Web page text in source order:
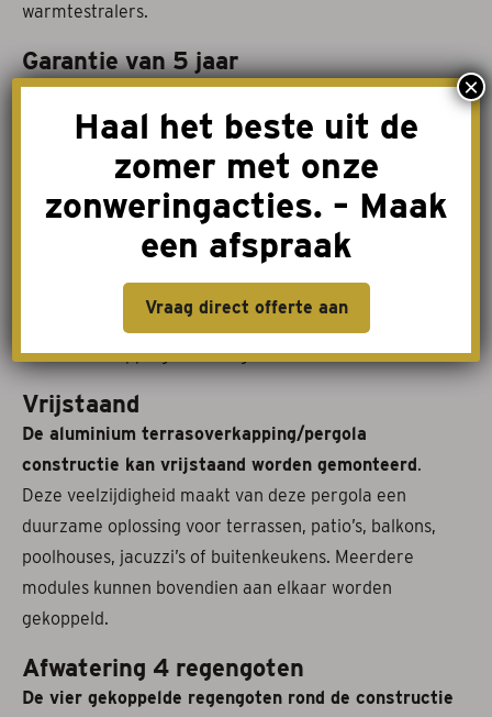
warmtestralers.
Garantie van 5 jaar
De pergola/terrasoverkapping constructies
genieten een garantietermijn van 5 jaar met
. Meer info bij onze dealers.
Aanbouw
De pergola/terrasoverkapping constructie kan
gemakkelijk aan elke gevel worden aangebouwd
Door meerdere modules in de lengte aan elkaar te
koppelen, kan bovendien een nog grote
terrasoverkapping worden gecreëerd.
Vrijstaand
De aluminium terrasoverkapping/pergola
constructie kan vrijstaand worden gemonteerd.
Deze veelzijdigheid maakt van deze pergola een
duurzame oplossing voor terrassen, patio’s, balkons,
poolhouses, jacuzzi’s of buitenkeukens. Meerdere
modules kunnen bovendien aan elkaar worden
gekoppeld.
Afwatering 4 regengoten
De vier gekoppelde regengoten rond de constructie
Haal het beste uit de
zomer met onze
zonweringacties. – Maak
een afspraak
Vraag direct offerte aan
×